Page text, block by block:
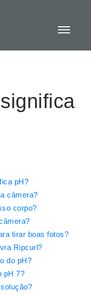
pH?
câmera?
corpo?
tirar boas fotos?
Ripcurl?
do pH?
pH 7?